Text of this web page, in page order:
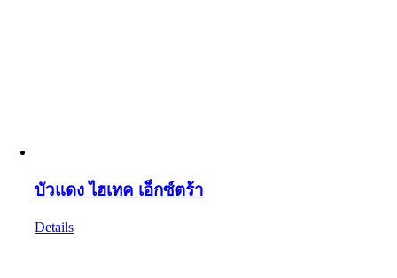
บัวแดง ไฮเทค เอ็กซ์ตร้า
Details